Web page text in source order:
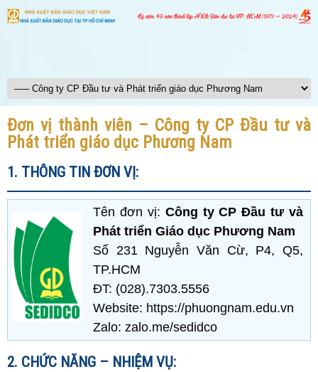
Đơn vị thành viên – Công ty CP Đầu tư và
Phát triển giáo dục Phương Nam
1. THÔNG TIN ĐƠN VỊ:
Tên đơn vị: Công ty CP Đầu tư và
Phát triển Giáo dục Phương Nam
Số 231 Nguyễn Văn Cừ, P4, Q5,
TP.HCM
ĐT: (028).7303.5556
Website: https://phuongnam.edu.vn
Zalo: zalo.me/sedidco
2. CHỨC NĂNG – NHIỆM VỤ: